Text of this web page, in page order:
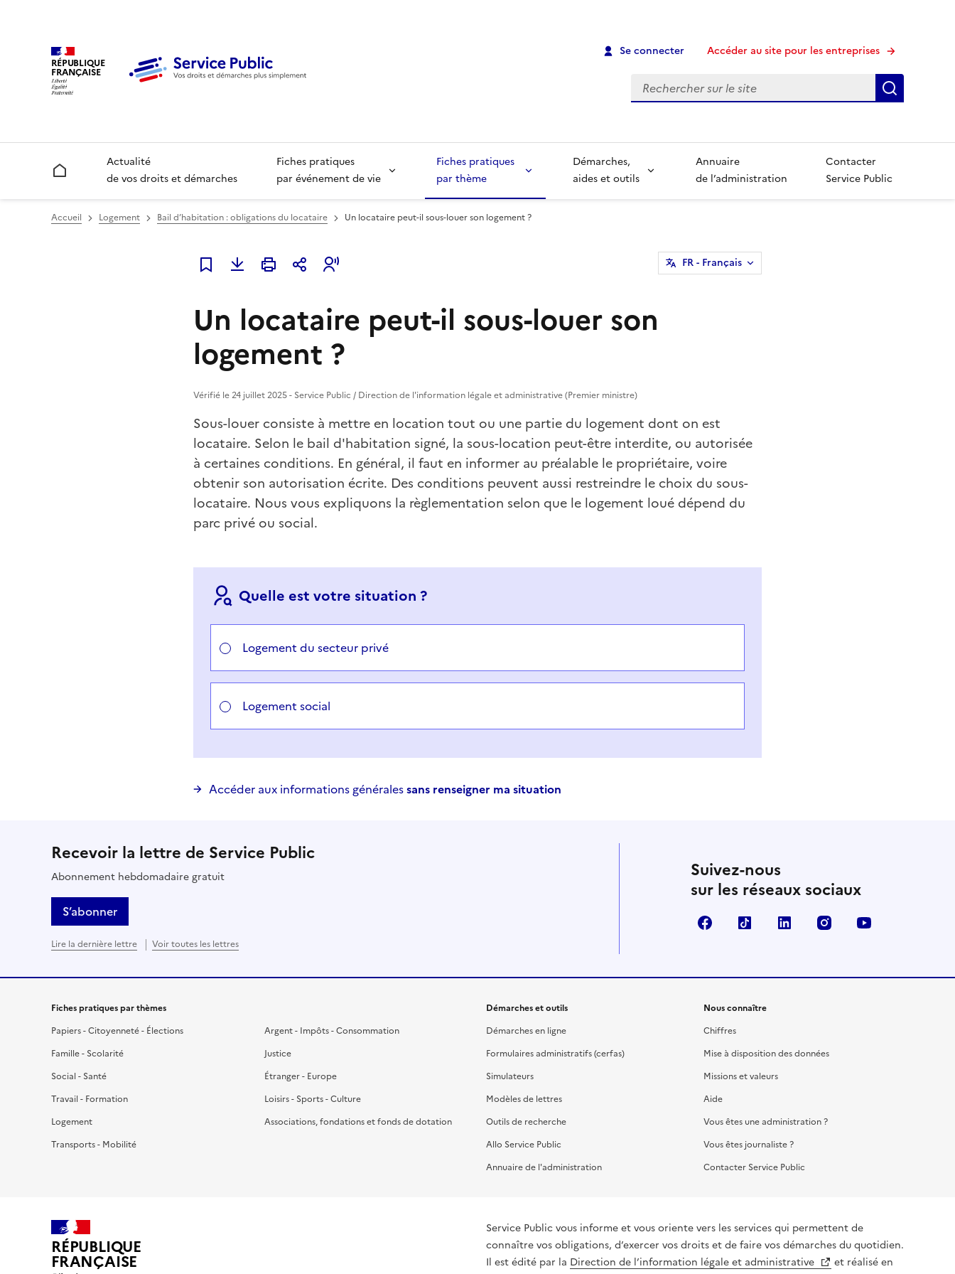
RÉPUBLIQUE
FRANÇAISE
Se connecter Accéder au site pour les entreprises
Recherche
Accueil
Actualité
de vos droits et démarches
Fiches pratiques
par événement de vie
Fiches pratiques
par thème
Démarches,
aides et outils
Annuaire
de l’administration
Contacter
Service Public
Accueil Logement Bail d’habitation : obligations du locataire Un locataire peut-il sous-louer son logement ?
Ajouter à mes favoris
FR- Français
Un locataire peut-il sous-louer son
logement ?
Vérifié le 24 juillet 2025 - Service Public / Direction de l'information légale et administrative (Premier ministre)
Sous-louer consiste à mettre en location tout ou une partie du logement dont on est
locataire. Selon le bail d'habitation signé, la sous-location peut-être interdite, ou autorisée
à certaines conditions. En général, il faut en informer au préalable le propriétaire, voire
obtenir son autorisation écrite. Des conditions peuvent aussi restreindre le choix du sous-
locataire. Nous vous expliquons la règlementation selon que le logement loué dépend du
parc privé ou social.
Quelle est votre situation ?
Logement du secteur privé
Logement social
Accéder aux informations généralessans renseigner ma situation
Recevoir la lettre de Service Public
Abonnement hebdomadaire gratuit
S’abonner
Lire la dernière lettre Voir toutes les lettres
Suivez-nous
sur les réseaux sociaux
FacebookTikTok LinkedIn Instagram
Fiches pratiques par thèmes
Papiers - Citoyenneté - Élections
Famille - Scolarité
Social - Santé
Travail - Formation
Logement
Transports - Mobilité
Argent - Impôts - Consommation
Justice
Étranger - Europe
Loisirs - Sports - Culture
Associations, fondations et fonds de dotation
Démarches et outils
Démarches en ligne
Formulaires administratifs (cerfas)
Simulateurs
Modèles de lettres
Outils de recherche
Allo Service Public
Annuaire de l'administration
Nous connaître
Chiffres
Mise à disposition des données
Missions et valeurs
Aide
Vous êtes une administration ?
Vous êtes journaliste ?
Contacter Service Public
RÉPUBLIQUE
FRANÇAISE
Service Public vous informe et vous oriente vers les services qui permettent de
connaître vos obligations, d’exercer vos droits et de faire vos démarches du quotidien.
Il est édité par la Direction de l’information légale et administrative
et réalisé en